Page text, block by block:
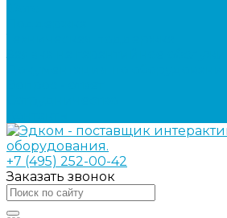
+7 (495) 252-00-42
Заказать звонок